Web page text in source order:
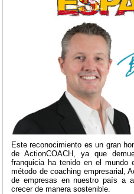
Este reconocimiento es un gran
de ActionCOACH, ya que
franquicia ha tenido en el mundo
método de coaching empresarial,
de empresas en nuestro país a
crecer de manera sostenible.